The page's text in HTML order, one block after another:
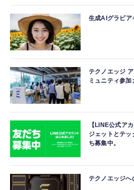
生成AIグラビア
テクノエッジ
ミュニティ参加
【LINE公式ア
ジェットとテ
ち募集中。
テクノエッジへ